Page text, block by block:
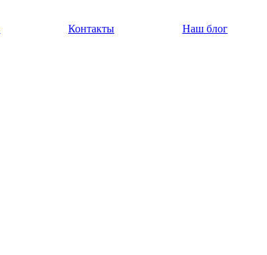
Контакты Наш блог